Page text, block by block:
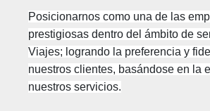
Posicionarnos como una de las
prestigiosas dentro del ámbito de
Viajes; logrando la preferencia y
nuestros clientes, basándose en la
nuestros servicios.